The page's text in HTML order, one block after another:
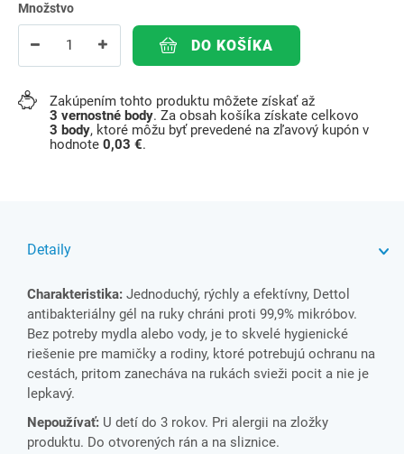
Množstvo
DO KOŠÍKA
Zakúpením tohto produktu môžete získať až
3 vernostné body. Za obsah košíka získate celkovo
3 body, ktoré môžu byť prevedené na zľavový kupón v
hodnote 0,03 €.
Detaily
Charakteristika: Jednoduchý, rýchly a efektívny, Dettol
antibakteriálny gél na ruky chráni proti 99,9% mikróbov.
Bez potreby mydla alebo vody, je to skvelé hygienické
riešenie pre mamičky a rodiny, ktoré potrebujú ochranu na
cestách, pritom zanecháva na rukách svieži pocit a nie je
lepkavý.
Nepoužívať: U detí do 3 rokov. Pri alergii na zložky
produktu. Do otvorených rán a na sliznice.